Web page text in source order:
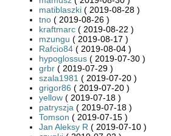
matiblaszki ( 2019-08-28 )
tno ( 2019-08-26 )
kraftmarc ( 2019-08-22 )
mzungu ( 2019-08-17 )
Rafcio84 ( 2019-08-04 )
hypoglossus ( 2019-07-30 )
grbr ( 2019-07-29 )
szala1981 ( 2019-07-20 )
grigor86 ( 2019-07-20 )
yellow ( 2019-07-18 )
patryszja ( 2019-07-18 )
Tomson ( 2019-07-15 )
Jan Aleksy R ( 2019-07-10 )